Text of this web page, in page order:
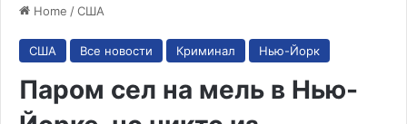
Home /США
США Все новости Криминал Нью-Йорк
Паром сел на мель в Нью-